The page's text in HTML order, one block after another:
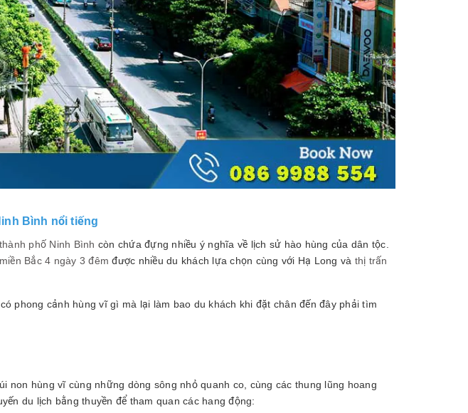
Bình nổi tiếng
thành phố Ninh Bình còn chứa đựng nhiều ý nghĩa về lịch sử hào hùng của dân tộc.
Bắc 4 ngày 3 đêm được nhiều du khách lựa chọn cùng với Hạ Long và thị trấn
phong cảnh hùng vĩ gì mà lại làm bao du khách khi đặt chân đến đây phải tìm
non hùng vĩ cùng những dòng sông nhỏ quanh co, cùng các thung lũng hoang
du lịch bằng thuyền để tham quan các hang động: